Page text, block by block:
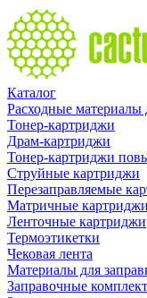
Каталог
Расходные материалы
Тонер-картриджи
Драм-картриджи
Тонер-картриджи
Струйные картриджи
Перезаправляемые
Матричные картриджи
Ленточные картриджи
Термоэтикетки
Чековая лента
Материалы для
Заправочные